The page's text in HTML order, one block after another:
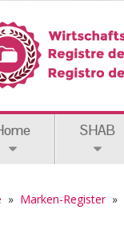
SHAB
» Marken-Register»